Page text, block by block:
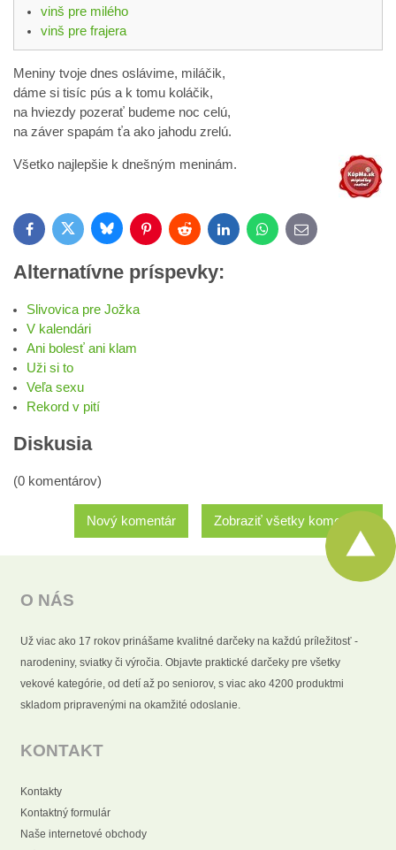
vinš pre milého
vinš pre frajera
Meniny tvoje dnes oslávime, miláčik,
dáme si tisíc pús a k tomu koláčik,
na hviezdy pozerať budeme noc celú,
na záver spapám ťa ako jahodu zrelú.
Všetko najlepšie k dnešným meninám.
FacebookTwitter BlueskyPinterestReddit LinkedInWhatsApp
E-
mail
Alternatívne príspevky:
Slivovica pre Jožka
V kalendári
Ani bolesť ani klam
Uži si to
Veľa sexu
Rekord v pití
Diskusia
(0 komentárov)
Zobraziť všetky komentáre
Nový komentár
O NÁS
Už viac ako 17 rokov prinášame kvalitné darčeky na každú príležitosť -
narodeniny, sviatky či výročia. Objavte praktické darčeky pre všetky
vekové kategórie, od detí až po seniorov, s viac ako 4200 produktmi
skladom pripravenými na okamžité odoslanie.
KONTAKT
Kontakty
Kontaktný formulár
Naše internetové obchody